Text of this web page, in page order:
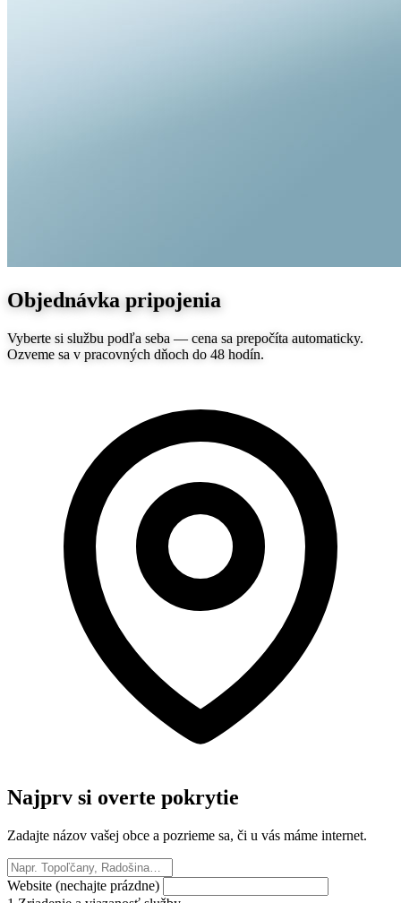
Objednávka pripojenia
Vyberte si službu podľa seba — cena sa prepočíta automaticky.
Ozveme sa v pracovných dňoch do 48 hodín.
Najprv si overte pokrytie
Zadajte názov vašej obce a pozrieme sa, či u vás máme internet.
Website (nechajte prázdne)